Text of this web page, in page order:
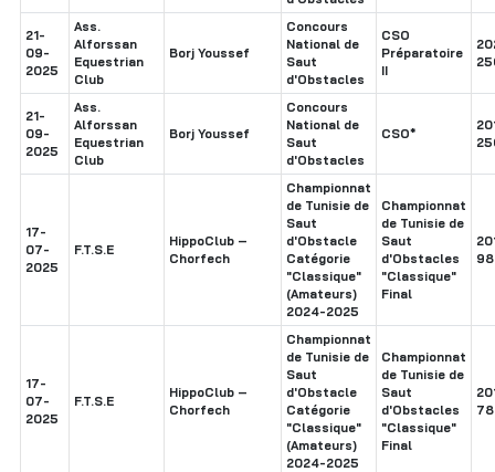
21-
09-
2025
Ass.
Alforssan
Equestrian
Club
Borj Youssef
Concours
National de
Saut
d'Obstacles
CSO
Préparatoire
II
21-
09-
2025
Ass.
Alforssan
Equestrian
Club
Borj Youssef
Concours
National de
Saut
d'Obstacles
CSO*
17-
07-
2025
F.T.S.E
HippoClub –
Chorfech
Championnat
de Tunisie de
Saut
d'Obstacle
Catégorie
"Classique"
(Amateurs)
2024-2025
Championnat
de Tunisie de
Saut
d'Obstacles
"Classique"
Final
17-
07-
2025
F.T.S.E
HippoClub –
Chorfech
Championnat
de Tunisie de
Saut
d'Obstacle
Catégorie
"Classique"
(Amateurs)
2024-2025
Championnat
de Tunisie de
Saut
d'Obstacles
"Classique"
Final